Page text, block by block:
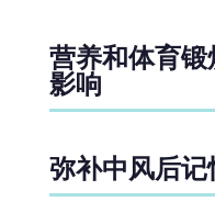
营养和体育
影响
弥补中风后